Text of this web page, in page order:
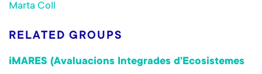
Marta Coll
RELATED GROUPS
iMARES (Avaluacions Integrades d'Ecosistemes